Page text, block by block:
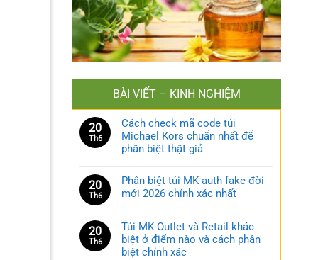
BÀI VIẾT – KINH NGHIỆM
20
Th6
Cách check mã code túi
Michael Kors chuẩn nhất để
phân biệt thật giả
20
Th6
Phân biệt túi MK auth fake đời
mới 2026 chính xác nhất
20
Th6
Túi MK Outlet và Retail khác
biệt ở điểm nào và cách phân
biệt chính xác